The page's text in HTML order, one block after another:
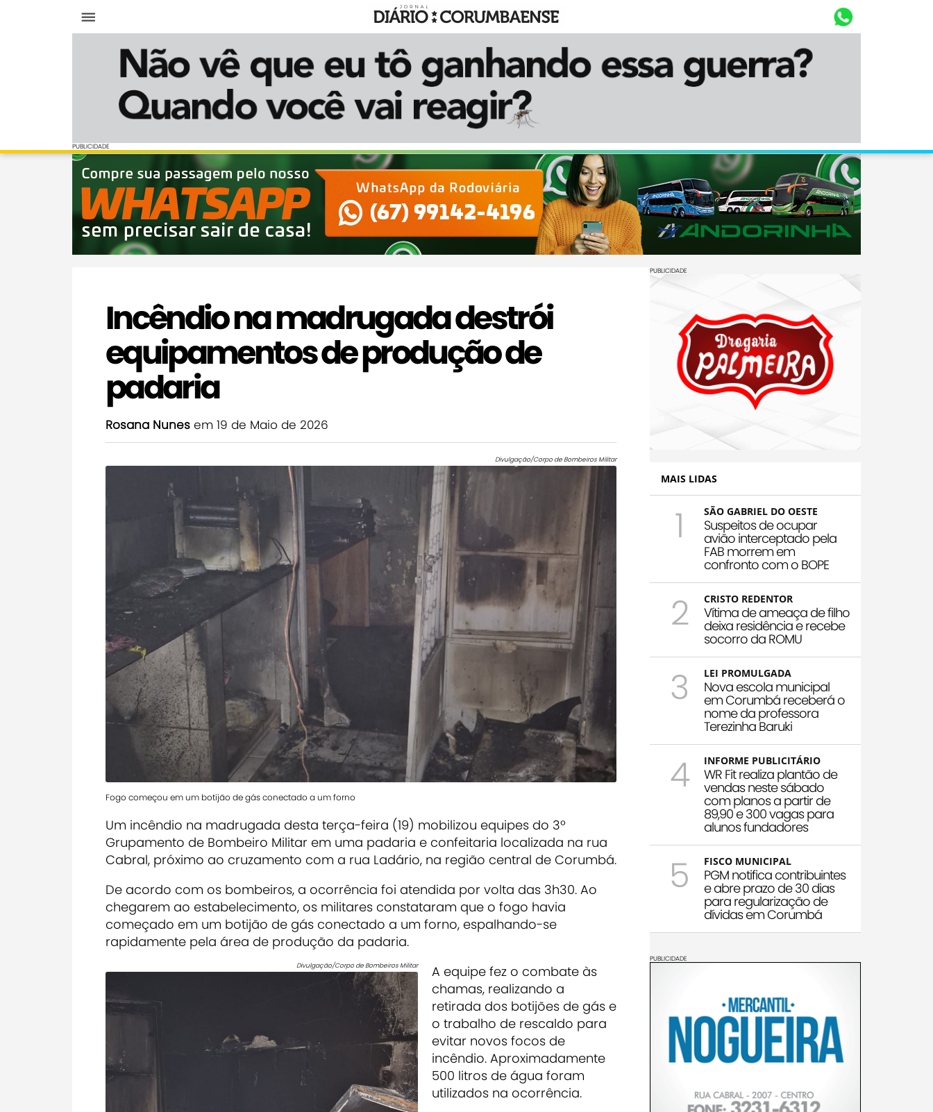
Diário Corumbaense
PUBLICIDADE
PUBLICIDADE
Incêndio na madrugada destrói
equipamentos de produção de
padaria
Rosana Nunes em 19 de Maio de 2026
Divulgação/Corpo de Bombeiros Militar
Fogo começou em um botijão de gás conectado a um forno
Um incêndio na madrugada desta terça-feira (19) mobilizou equipes do 3º
Grupamento de Bombeiro Militar em uma padaria e confeitaria localizada na rua
Cabral, próximo ao cruzamento com a rua Ladário, na região central de Corumbá.
De acordo com os bombeiros, a ocorrência foi atendida por volta das 3h30. Ao
chegarem ao estabelecimento, os militares constataram que o fogo havia
começado em um botijão de gás conectado a um forno, espalhando-se
rapidamente pela área de produção da padaria.
Divulgação/Corpo de Bombeiros Militar
A equipe fez o combate às
chamas, realizando a
retirada dos botijões de gás e
o trabalho de rescaldo para
evitar novos focos de
incêndio. Aproximadamente
500 litros de água foram
utilizados na ocorrência.
PUBLICIDADE
MAIS LIDAS
1 SÃO GABRIEL DO OESTE
Suspeitos de ocupar
avião interceptado pela
FAB morrem em
confronto com o BOPE
2 CRISTO REDENTOR
Vítima de ameaça de filho
deixa residência e recebe
socorro da ROMU
3 LEI PROMULGADA
Nova escola municipal
em Corumbá receberá o
nome da professora
Terezinha Baruki
4 INFORME PUBLICITÁRIO
WR Fit realiza plantão de
vendas neste sábado
com planos a partir de
89,90 e 300 vagas para
alunos fundadores
5 FISCO MUNICIPAL
PGM notifica contribuintes
e abre prazo de 30 dias
para regularização de
dívidas em Corumbá
PUBLICIDADE